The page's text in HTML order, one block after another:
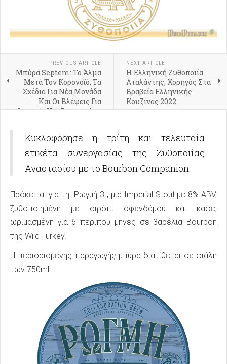
PREVIOUS ARTICLE
Μπύρα Septem: Το Άλμα
Μετά Τον Κορονοϊό, Τα
Σχέδια Για Νέα Μονάδα
Και Οι Βλέψεις Για
Ιαπωνία Και Σιγκαπούρη
NEXT ARTICLE
Η Ελληνική Ζυθοποιία
Αταλάντης, Χορηγός Στα
Βραβεία Ελληνικής
Κουζίνας 2022
Κυκλοφόρησε η τρίτη και τελευταία
ετικέτα συνεργασίας της Ζυθοποιίας
Αναστασίου με το Bourbon Companion.
Πρόκειται για τη "Ρωγμή 3", μια Imperial Stout με 8% ABV,
ζυθοποιημένη με σιρόπι σφενδάμου και καφέ,
ωριμασμένη για 6 περίπου μήνες σε βαρέλια Bourbon
της Wild Turkey.
Η περιορισμένης παραγωγής μπύρα διατίθεται σε φιάλη
των 750ml.